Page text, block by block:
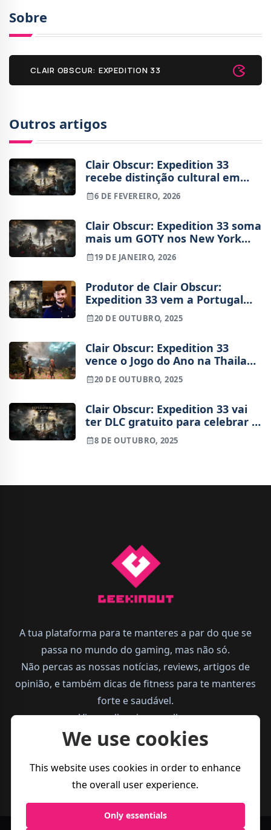
Sobre
CLAIR OBSCUR: EXPEDITION 33
Outros artigos
Clair Obscur: Expedition 33
recebe distinção cultural em
França
6 DE FEVEREIRO, 2026
Clair Obscur: Expedition 33 soma
mais um GOTY nos New York
Game Awards
19 DE JANEIRO, 2026
Produtor de Clair Obscur:
Expedition 33 vem a Portugal
falar sobre a importância do
som nos videojogos
20 DE OUTUBRO, 2025
Clair Obscur: Expedition 33
vence o Jogo do Ano na Thailand
Game Show 2025
20 DE OUTUBRO, 2025
Clair Obscur: Expedition 33 vai
ter DLC gratuito para celebrar 5
milhões de vendas
8 DE OUTUBRO, 2025
A tua plataforma para te manteres a par do que se
passa no mundo do gaming, mas não só.
Não percas as nossas notícias, reviews, artigos de
opinião, e também dicas de fitness para te manteres
forte e saudável.
Vive melhor, joga melhor.
We use cookies
This website uses cookies in order to enhance
the overall user experience.
Only essentials